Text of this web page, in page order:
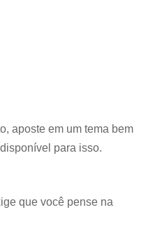
aposte em um tema bem
para isso.
que você pense na